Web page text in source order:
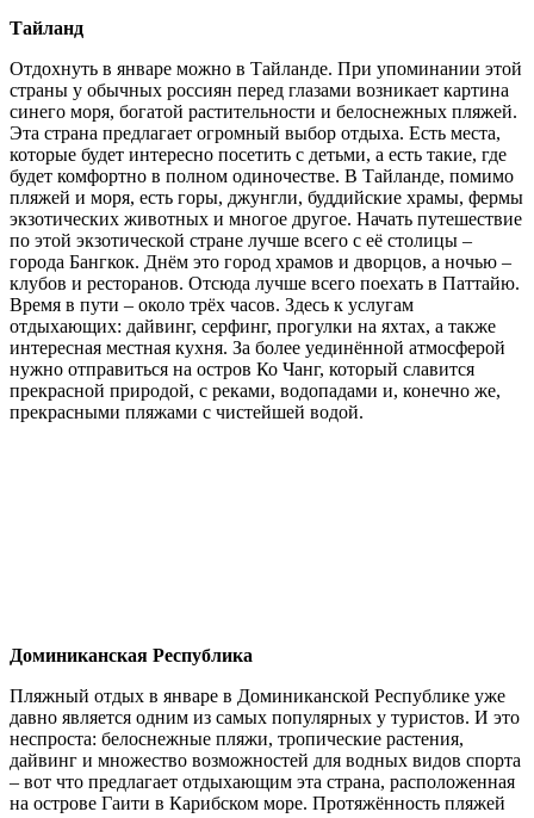
Тайланд
Отдохнуть в январе можно в Тайланде. При упоминании этой
страны у обычных россиян перед глазами возникает картина
синего моря, богатой растительности и белоснежных пляжей.
Эта страна предлагает огромный выбор отдыха. Есть места,
которые будет интересно посетить с детьми, а есть такие, где
будет комфортно в полном одиночестве. В Тайланде, помимо
пляжей и моря, есть горы, джунгли, буддийские храмы, фермы
экзотических животных и многое другое. Начать путешествие
по этой экзотической стране лучше всего с её столицы –
города Бангкок. Днём это город храмов и дворцов, а ночью –
клубов и ресторанов. Отсюда лучше всего поехать в Паттайю.
Время в пути – около трёх часов. Здесь к услугам
отдыхающих: дайвинг, серфинг, прогулки на яхтах, а также
интересная местная кухня. За более уединённой атмосферой
нужно отправиться на остров Ко Чанг, который славится
прекрасной природой, с реками, водопадами и, конечно же,
прекрасными пляжами с чистейшей водой.
Доминиканская Республика
Пляжный отдых в январе в Доминиканской Республике уже
давно является одним из самых популярных у туристов. И это
неспроста: белоснежные пляжи, тропические растения,
дайвинг и множество возможностей для водных видов спорта
– вот что предлагает отдыхающим эта страна, расположенная
на острове Гаити в Карибском море. Протяжённость пляжей